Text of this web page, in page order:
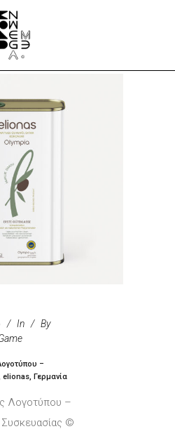
In
By
–
Γερμανία
Λογοτύπου –
©